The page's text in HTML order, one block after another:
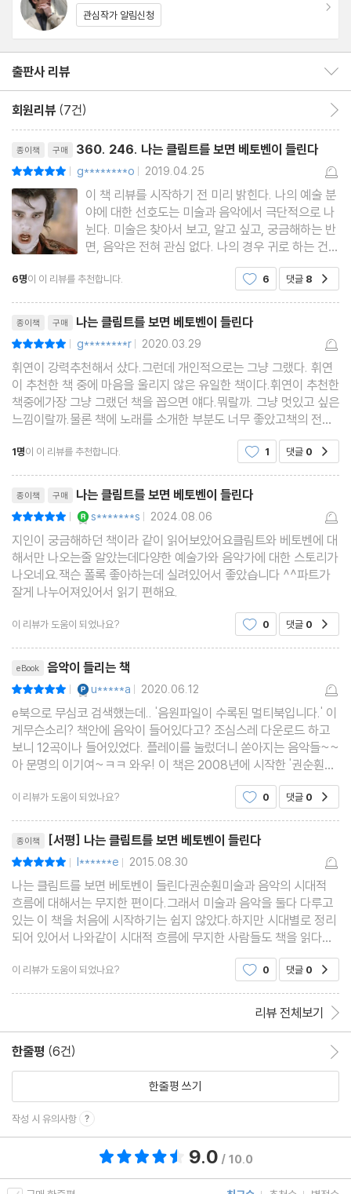
다
밀레 구노 _ 마음을 편안하게 해주는 따듯한 서정성
쿠르베 마스카니 _ 고단한 삶을 고스란히 표현하다
마네 라흐마니노프 _ 자유롭고 도시적이며 세련된 삶
드가 스트라빈스키 _ 다양한 관점으로 표현된 시대의 초상
세잔 요한 슈트라우스2세_ 사과 하나로 세상을 놀라게 하겠다
모네 슈베르트 _ 보이는 것 그대로 역동적이고 직관적으로
르누아르 슈만 _ 우리는 늘 행복한 순간을 꿈꾸며 살아간다
고흐 드뷔시 _ 고통스러운 삶, 달빛 위를 거닐다
클림트 베토벤 _ 인생 전체를 뒤흔드는, 오직 하나뿐인 사랑
뭉크 비탈리 _ 불행 속에서 피어난 위대한 예술혼
Part 4. 무의미한 설명 대신 대중의 상상력으로 │ 현대 미술
칸딘스키 쇤베르크 _ 시대를 반영한 진화, 추상화와 무조음악
마티스 리스트 _ 거침없는 스케일, 압도적인 디테일
몬드리안 바르톡_ 극도의 단순함은 철저한 수학적 계산과 통한다
모딜리아니 드보르자크 _ 차오르는 눈물 속의 절제된 감정
잭슨 폴록 존 케이지 _ 무질서와 우연성, 예술로 승화하다
관심작가 알림신청
출판사 리뷰
회원리뷰 (7건)
종이책 구매 360. 246. 나는 클림트를 보면 베토벤이 들린다
| g********o | 2019.04.25
이 책 리뷰를 시작하기 전 미리 밝힌다. 나의 예술 분
야에 대한 선호도는 미술과 음악에서 극단적으로 나
뉜다. 미술은 찾아서 보고, 알고 싶고, 궁금해하는 반
면, 음악은 전혀 관심 없다. 나의 경우 귀로 하는 건
거의 잘못한다. ‘막귀’라는 단어가 정말 나를 위한 단
어라고 여길 만큼, 듣는 것에 민감하거나, 알아챔이
는 쓰는
6명이 이 리뷰를 추천합니다. 6 댓글 8
종이책 구매 나는 클림트를 보면 베토벤이 들린다
| g********r | 2020.03.29
휘연이 강력추천해서 샀다.그런데 개인적으로는 그냥 그랬다. 휘연
이 추천한 책 중에 마음을 울리지 않은 유일한 책이다.휘연이 추천한
책중에가장 그냥 그랬던 책을 꼽으면 얘다.뭐랄까. 그냥 멋있고 싶은
느낌이랄까.물론 책에 노래를 소개한 부분도 너무 좋았고책의 전개
도 좋았는데그냥 나랑은 좀 덜 맞는다고할까.책 자체는 너무 좋다.만
족..그냥 뭐 그렇다.
1명이 이 리뷰를 추천합니다. 1 댓글 0
종이책 구매 나는 클림트를 보면 베토벤이 들린다
| s*******s | 2024.08.06
지인이 궁금해하던 책이라 같이 읽어보았어요클림트와 베토벤에 대
해서만 나오는줄 알았는데다양한 예술가와 음악가에 대한 스토리가
나오네요.잭슨 폴록 좋아하는데 실려있어서 좋았습니다 ^^파트가
잘게 나누어져있어서 읽기 편해요.
이 리뷰가 도움이 되었나요? 0 댓글 0
eBook 음악이 들리는 책
| u*****a | 2020.06.12
e북으로 무심코 검색했는데.. '음원파일이 수록된 멀티북입니다.' 이
게무슨소리? 책안에 음악이 들어있다고? 조심스레 다운로드 하고
보니 12곡이나 들어있었다. 플레이를 눌렀더니 쏟아지는 음악들~~
아 문명의 이기여~ㅋㅋ 와우! 이 책은 2008년에 시작한 '권순훤의
이지 클래식, 미술관에 간 피아니스트' 공연 내용을 책으로 만든 것
이다. 같은 제목의 음반도 함께 출시됐다. 서울대 피
이 리뷰가 도움이 되었나요? 0 댓글 0
종이책 [서평] 나는 클림트를 보면 베토벤이 들린다
| l******e | 2015.08.30
나는 클림트를 보면 베토벤이 들린다권순훤미술과 음악의 시대적
흐름에 대해서는 무지한 편이다.그래서 미술과 음악을 둘다 다루고
있는 이 책을 처음에 시작하기는 쉽지 않았다.하지만 시대별로 정리
되어 있어서 나와같이 시대적 흐름에 무지한 사람들도 책을 읽다보
면 자연스럽게 미술사의 큰 흐름을 알 수 있었다.일단 음악과 미술을
연계한 책이라는 점이 굉장히 흥미로웠다.같은 예
이 리뷰가 도움이 되었나요? 0 댓글 0
리뷰 전체보기
한줄평 (6건)
한줄평 쓰기
작성 시 유의사항
9.0 / 10.0